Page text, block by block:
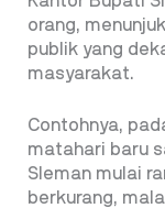
orang,
publik yang
masyarakat.
Contohnya,
matahari baru
Sleman mulai
berkurang,